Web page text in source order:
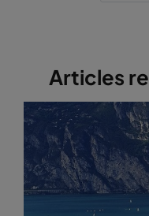
Articles